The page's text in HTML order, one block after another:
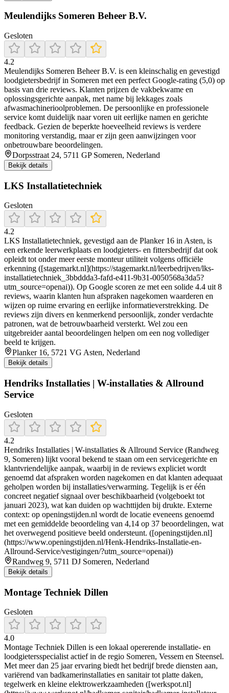
Meulendijks Someren Beheer B.V.
Gesloten
4.2
Meulendijks Someren Beheer B.V. is een kleinschalig en gevestigd
loodgietersbedrijf in Someren met een perfect Google-rating (5,0) op
basis van drie reviews. Klanten prijzen de vakbekwame en
oplossingsgerichte aanpak, met name bij lekkages zoals
afwasmachinerioolproblemen. De persoonlijke en professionele
service komt duidelijk naar voren uit eerlijke namen en gerichte
feedback. Gezien de beperkte hoeveelheid reviews is verdere
monitoring verstandig, maar er zijn geen aanwijzingen voor
onbetrouwbare beoordelingen.
Dorpsstraat 24, 5711 GP Someren, Nederland
Bekijk details
LKS Installatietechniek
Gesloten
4.2
LKS Installatietechniek, gevestigd aan de Planker 16 in Asten, is
een erkende leerwerkplaats en loodgieters- en fittersbedrijf dat ook
opleidt tot onder meer eerste monteur utiliteit volgens officiële
erkenning ([stagemarkt.nl](https://stagemarkt.nl/leerbedrijven/lks-
installatietechniek_3bbddda3-fafd-e411-9b31-0050568a3da5?
utm_source=openai)). Op Google scoren ze met een solide 4.4 uit 8
reviews, waarin klanten hun afspraken nagekomen waarderen en
wijzen op ruime ervaring en eerlijke informatieverstrekking. De
reviews zijn divers en kenmerkend persoonlijk, zonder verdachte
patronen, wat de betrouwbaarheid versterkt. Wel zou een
uitgebreider aantal beoordelingen helpen om een nog vollediger
beeld te krijgen.
Planker 16, 5721 VG Asten, Nederland
Bekijk details
Hendriks Installaties | W-installaties & Allround
Service
Gesloten
4.2
Hendriks Installaties | W-installaties & Allround Service (Randweg
9, Someren) lijkt vooral bekend te staan om een servicegerichte en
klantvriendelijke aanpak, waarbij in de reviews expliciet wordt
genoemd dat afspraken worden nagekomen en dat klanten adequaat
geholpen worden bij installaties/verwarming. Tegelijk is er één
concreet negatief signaal over beschikbaarheid (volgeboekt tot
januari 2023), wat kan duiden op wachttijden bij drukte. Externe
context: op openingstijden.nl wordt de locatie eveneens genoemd
met een gemiddelde beoordeling van 4,14 op 37 beoordelingen, wat
het overwegend positieve beeld ondersteunt. ([openingstijden.nl]
(https://www.openingstijden.nl/Henk-Hendriks-Installatie-en-
Allround-Service/vestigingen/?utm_source=openai))
Randweg 9, 5711 DJ Someren, Nederland
Bekijk details
Montage Techniek Dillen
Gesloten
4.0
Montage Techniek Dillen is een lokaal opererende installatie- en
loodgietersspecialist actief in de regio Someren, Vessem en Steensel.
Met meer dan 25 jaar ervaring biedt het bedrijf brede diensten aan,
variërend van badkamerinstallaties en sanitair tot platte daken,
tegelwerk en kleine elektrowerkzaamheden ([werkspot.nl]